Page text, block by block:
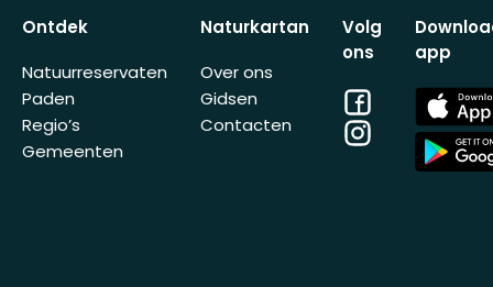
Ontdek
Natuurreservaten
Paden
Regio’s
Gemeenten
Naturkartan
Over ons
Gidsen
Contacten
Volg
ons
Facebook
Instagram
app
App
Store
App
Store